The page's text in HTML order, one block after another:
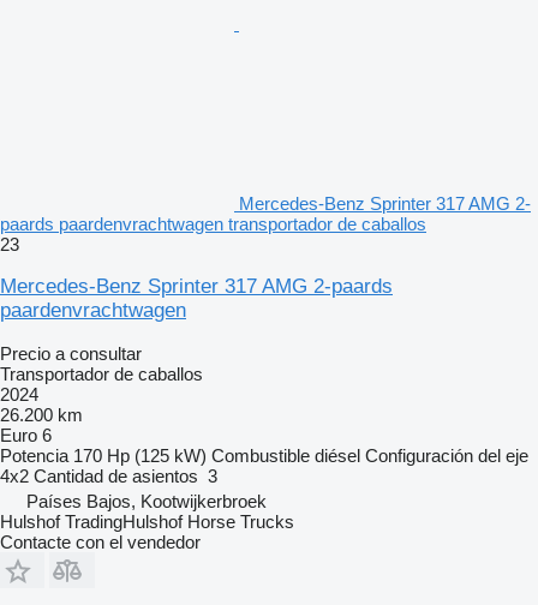
Mercedes-Benz Sprinter 317 AMG 2-
paards paardenvrachtwagen transportador de caballos
23
Mercedes-Benz Sprinter 317 AMG 2-paards
paardenvrachtwagen
Precio a consultar
Transportador de caballos
2024
26.200 km
Euro 6
Potencia 170 Hp (125 kW) Combustible diésel Configuración del eje
4x2 Cantidad de asientos 3
Países Bajos, Kootwijkerbroek
Hulshof TradingHulshof Horse Trucks
Contacte con el vendedor